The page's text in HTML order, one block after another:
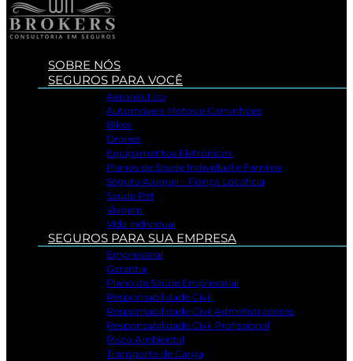
SOBRE NÓS
SEGUROS PARA VOCÊ
Aeronáutico
Automóveis Motos e Caminhões
Bikes
Drones
Equipamentos Eletrônicos
Planos de Saúde Individual e Familiar
Seguro Aluguel – Fiança Locatícia
Saúde Pet
Viagem
Vida Individual
SEGUROS PARA SUA EMPRESA
Empresarial
Garantia
Plano de Saúde Empresarial
Responsabilidade Civil
Responsabilidade Civil Administradores
Responsabilidade Civil Profissional
Risco Ambiental
Transporte de Carga